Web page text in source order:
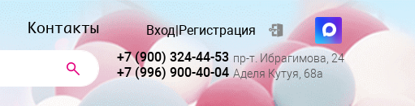
Контакты Вход|Регистрация
+7 (900) 324-44-53 пр-т. Ибрагимова, 24
+7 (996) 900-40-04 Аделя Кутуя, 68а